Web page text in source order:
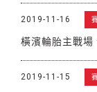
2019-11-16
橫濱輪胎主戰場
2019-11-15